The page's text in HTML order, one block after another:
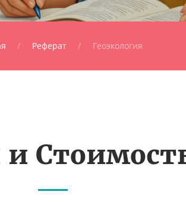
Реферат Геоэкология
и